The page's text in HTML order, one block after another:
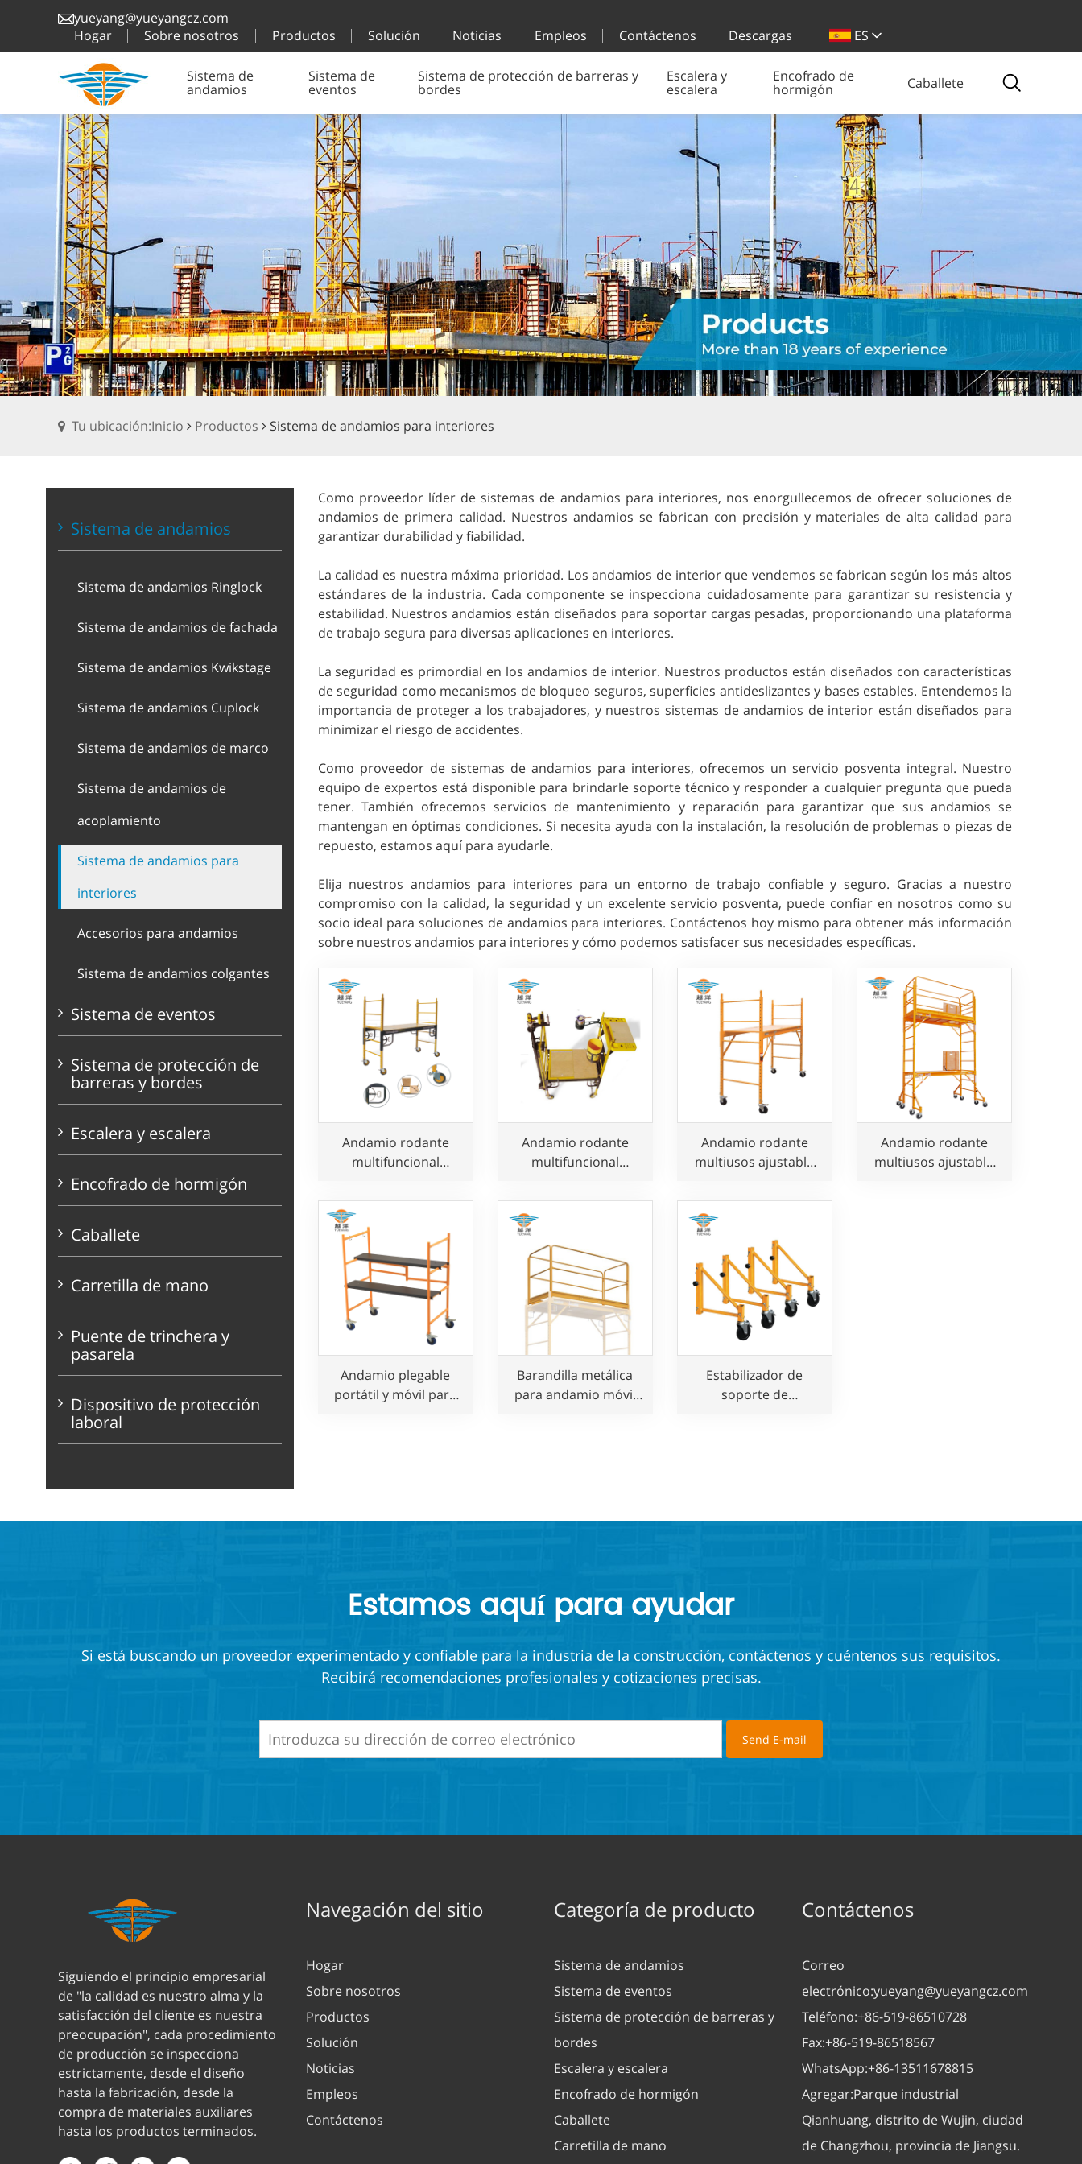
yueyang@yueyangcz.com
Hogar
Sobre nosotros Productos Solución Noticias Empleos Contáctenos Descargas ES
Sistema de
andamios
Sistema de
eventos
Sistema de protección de barreras y
bordes
Escalera y
escalera
Encofrado de
hormigón Caballete
Tu ubicación:Inicio Productos Sistema de andamios para interiores
Sistema de andamios
Sistema de andamios Ringlock
Sistema de andamios de fachada
Sistema de andamios Kwikstage
Sistema de andamios Cuplock
Sistema de andamios de marco
Sistema de andamios de
acoplamiento
Sistema de andamios para
interiores
Accesorios para andamios
Sistema de andamios colgantes
Sistema de eventos
Sistema de protección de
barreras y bordes
Escalera y escalera
Encofrado de hormigón
Caballete
Carretilla de mano
Puente de trinchera y
pasarela
Dispositivo de protección
laboral
Como proveedor líder de sistemas de andamios para interiores, nos enorgullecemos de ofrecer soluciones de
andamios de primera calidad. Nuestros andamios se fabrican con precisión y materiales de alta calidad para
garantizar durabilidad y fiabilidad.
La calidad es nuestra máxima prioridad. Los andamios de interior que vendemos se fabrican según los más altos
estándares de la industria. Cada componente se inspecciona cuidadosamente para garantizar su resistencia y
estabilidad. Nuestros andamios están diseñados para soportar cargas pesadas, proporcionando una plataforma
de trabajo segura para diversas aplicaciones en interiores.
La seguridad es primordial en los andamios de interior. Nuestros productos están diseñados con características
de seguridad como mecanismos de bloqueo seguros, superficies antideslizantes y bases estables. Entendemos la
importancia de proteger a los trabajadores, y nuestros sistemas de andamios de interior están diseñados para
minimizar el riesgo de accidentes.
Como proveedor de sistemas de andamios para interiores, ofrecemos un servicio posventa integral. Nuestro
equipo de expertos está disponible para brindarle soporte técnico y responder a cualquier pregunta que pueda
tener. También ofrecemos servicios de mantenimiento y reparación para garantizar que sus andamios se
mantengan en óptimas condiciones. Si necesita ayuda con la instalación, la resolución de problemas o piezas de
repuesto, estamos aquí para ayudarle.
Elija nuestros andamios para interiores para un entorno de trabajo confiable y seguro. Gracias a nuestro
compromiso con la calidad, la seguridad y un excelente servicio posventa, puede confiar en nosotros como su
socio ideal para soluciones de andamios para interiores. Contáctenos hoy mismo para obtener más información
sobre nuestros andamios para interiores y cómo podemos satisfacer sus necesidades específicas.
Andamio rodante
multifuncional
panadería
Andamio rodante
multifuncional
resistencia para uso
en construcción.
Andamio rodante
multiusos ajustable
construcción
Andamio rodante
multiusos ajustable
Andamio plegable
portátil y móvil para
Barandilla metálica
para andamio móvil
Estabilizador de
soporte de
Estamos aquí para ayudar
Si está buscando un proveedor experimentado y confiable para la industria de la construcción, contáctenos y cuéntenos sus requisitos.
Recibirá recomendaciones profesionales y cotizaciones precisas.
Siguiendo el principio empresarial
de "la calidad es nuestro alma y la
satisfacción del cliente es nuestra
preocupación", cada procedimiento
de producción se inspecciona
estrictamente, desde el diseño
hasta la fabricación, desde la
compra de materiales auxiliares
hasta los productos terminados.
Navegación del sitio
Hogar
Sobre nosotros
Productos
Solución
Noticias
Empleos
Contáctenos
Categoría de producto
Sistema de andamios
Sistema de eventos
Sistema de protección de barreras y
bordes
Escalera y escalera
Encofrado de hormigón
Caballete
Carretilla de mano
Contáctenos
Correo
electrónico:yueyang@yueyangcz.com
Teléfono:+86-519-86510728
Fax:+86-519-86518567
WhatsApp:+86-13511678815
Agregar:Parque industrial
Qianhuang, distrito de Wujin, ciudad
de Changzhou, provincia de Jiangsu.